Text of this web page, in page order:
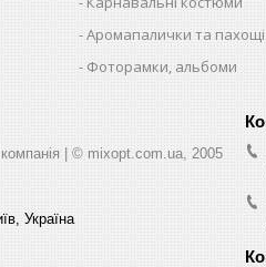
Аромапалички та пахощі
Фоторамки, альбоми
| © mixopt.com.ua, 2005
Україна